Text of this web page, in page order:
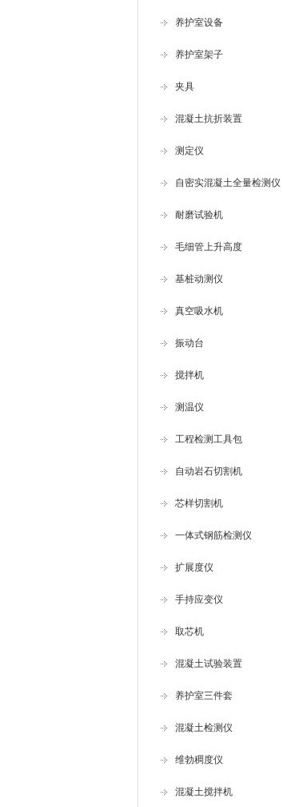
养护室设备
养护室架子
夹具
混凝土抗折装置
测定仪
自密实混凝土全量检测仪
耐磨试验机
毛细管上升高度
基桩动测仪
真空吸水机
振动台
搅拌机
测温仪
工程检测工具包
自动岩石切割机
芯样切割机
一体式钢筋检测仪
扩展度仪
手持应变仪
取芯机
混凝土试验装置
养护室三件套
混凝土检测仪
维勃稠度仪
混凝土搅拌机